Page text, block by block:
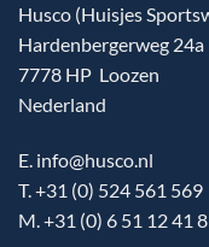
Husco (Huisjes
Hardenbergerweg 24a
7778 HP Loozen
Nederland
E. info@husco.nl
T. +31 (0) 524 561 569
M. +31 (0) 6 51 12 41